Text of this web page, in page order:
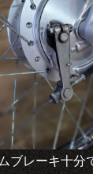
ブレーキ十分